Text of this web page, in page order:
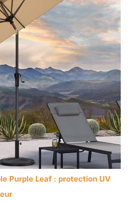
Purple Leaf : protection UV